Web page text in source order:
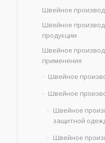
Швейное
Швейное
продукции
Швейное
применения
Швейное
Швейное
Швейное
защитной
Швейное